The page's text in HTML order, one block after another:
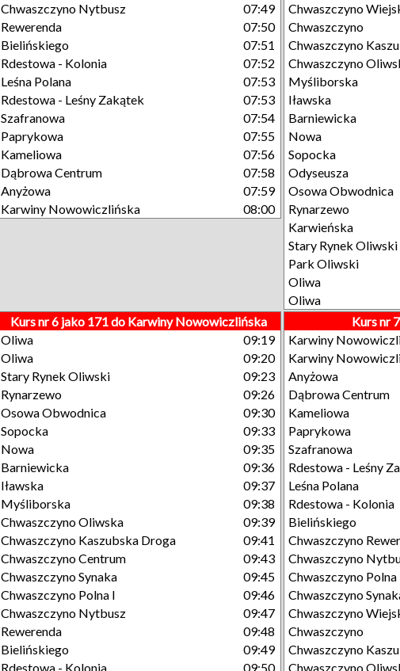
Chwaszczyno Nytbusz
07:49
Rewerenda
07:50
Bielińskiego
07:51
Rdestowa - Kolonia
07:52
Leśna Polana
07:53
Rdestowa - Leśny Zakątek
07:53
Szafranowa
07:54
Paprykowa
07:55
Kameliowa
07:56
Dąbrowa Centrum
07:58
Anyżowa
07:59
Karwiny Nowowiczlińska
08:00
Chwaszczyno
Chwaszczyno
Chwaszczyno
Chwaszczyno
Myśliborska
Iławska
Barniewicka
Nowa
Sopocka
Odyseusza
Osowa Obwodnica
Rynarzewo
Karwieńska
Stary Rynek Oliwski
Park Oliwski
Oliwa
Oliwa
Kurs nr 6 jako 171 do Karwiny Nowowiczlińska
Oliwa
09:19
Oliwa
09:20
Stary Rynek Oliwski
09:23
Rynarzewo
09:26
Osowa Obwodnica
09:30
Sopocka
09:33
Nowa
09:35
Barniewicka
09:36
Iławska
09:37
Myśliborska
09:38
Chwaszczyno Oliwska
09:39
Chwaszczyno Kaszubska Droga
09:41
Chwaszczyno Centrum
09:43
Chwaszczyno Synaka
09:45
Chwaszczyno Polna I
09:46
Chwaszczyno Nytbusz
09:47
Rewerenda
09:48
Bielińskiego
09:49
Rdestowa - Kolonia
09:50
Kurs nr
Karwiny
Karwiny
Anyżowa
Dąbrowa Centrum
Kameliowa
Paprykowa
Szafranowa
Rdestowa - Leśny
Leśna Polana
Rdestowa - Kolonia
Bielińskiego
Chwaszczyno
Chwaszczyno
Chwaszczyno Polna
Chwaszczyno
Chwaszczyno
Chwaszczyno
Chwaszczyno
Chwaszczyno